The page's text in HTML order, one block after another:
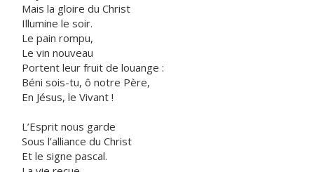
Mais la gloire du Christ
Illumine le soir.
Le pain rompu,
Le vin nouveau
Portent leur fruit de louange :
Béni sois-tu, ô notre Père,
En Jésus, le Vivant !
L’Esprit nous garde
Sous l’alliance du Christ
Et le signe pascal.